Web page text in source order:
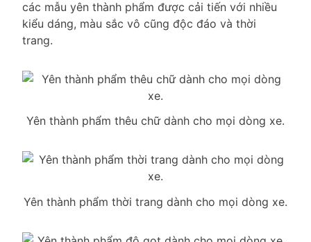
các mẫu yên thành phẩm được cải tiến với nhiều
kiểu dáng, màu sắc vô cũng độc đáo và thời
trang.
Yên thành phẩm thêu chữ dành cho mọi dòng xe.
Yên thành phẩm thời trang dành cho mọi dòng xe.